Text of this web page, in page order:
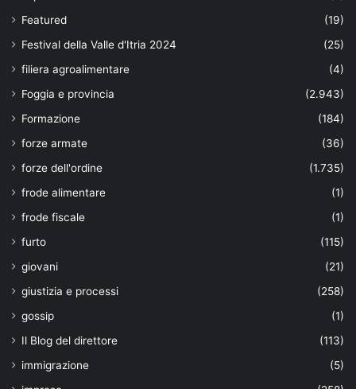
Featured
(19)
Festival della Valle d'Itria 2024
(25)
filiera agroalimentare
(4)
Foggia e provincia
(2.943)
Formazione
(184)
forze armate
(36)
forze dell'ordine
(1.735)
frode alimentare
(1)
frode fiscale
(1)
furto
(115)
giovani
(21)
giustizia e processi
(258)
gossip
(1)
Il Blog del direttore
(113)
immigrazione
(5)